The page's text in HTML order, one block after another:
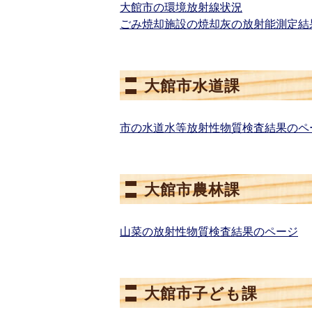
大館市の環境放射線状況
ごみ焼却施設の焼却灰の放射能測定結
大館市水道課
市の水道水等放射性物質検査結果のペ
大館市農林課
山菜の放射性物質検査結果のページ
大館市子ども課